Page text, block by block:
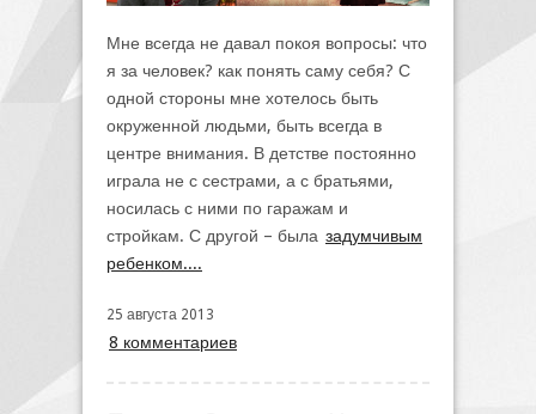
Мне всегда не давал покоя вопросы: что
я за человек? как понять саму себя? С
одной стороны мне хотелось быть
окруженной людьми, быть всегда в
центре внимания. В детстве постоянно
играла не с сестрами, а с братьями,
носилась с ними по гаражам и
стройкам. С другой – была задумчивым
ребенком....
25 августа 2013
8 комментариев